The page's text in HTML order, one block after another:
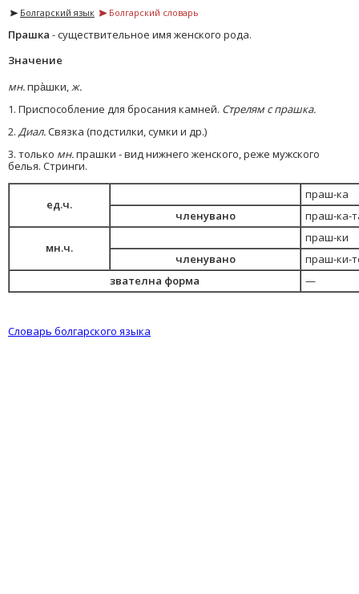
Болгарский язык Болгарский словарь
Прашка - существительное имя женского рода.
Значение
мн.пра̀шки, ж.
1. Приспособление для бросания камней. Стрелям с прашка.
2. Диал.Связка (подстилки, сумки и др.)
3. только мн.прашки - вид нижнего женского, реже мужского
белья. Стринги.
ед.ч.
праш-ка
членувано
праш-ка-
мн.ч.
праш-ки
членувано
праш-ки-
звателна форма
—
Словарь болгарского языка